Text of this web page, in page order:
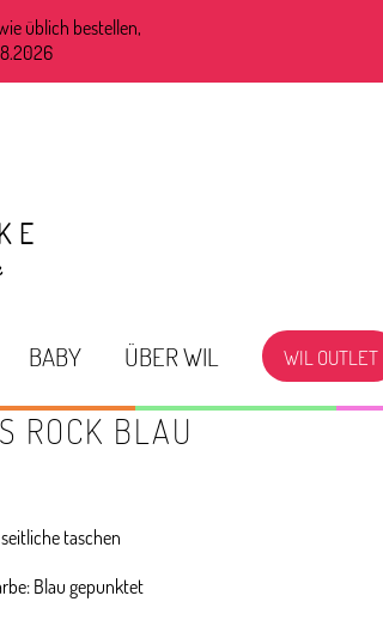
üblich bestellen,
BABY ÜBER WIL WIL OUTLET
ROCK BLAU
taschen
Blau gepunktet